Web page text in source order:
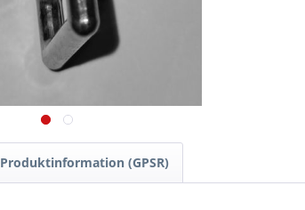
Produktinformation (GPSR)